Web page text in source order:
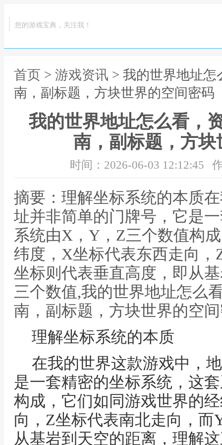
您的游戏宝典，关注我！
首页 > 游戏资讯 > 我的世界地址
南，副标题，方块世界的空间密码
我的世界地址怎么看，
南，副标题，方
时间：2026-06-03 12:12:45
摘要：理解坐标系统的本质
址并非简单的门牌号，它是
系统由X，Y，Z三个数值构
纬度，X坐标代表东西走向
坐标则代表垂直高度，即从
三个数值,我的世界地址怎么
南，副标题，方块世界的空
理解坐标系统的本质
在我的世界这款游戏中，
是一套精密的坐标系统，这
构成，它们如同游戏世界的
向，Z坐标代表南北走向，
从基岩到天空的距离，理解